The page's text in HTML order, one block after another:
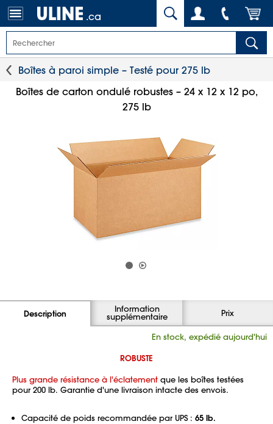
.ca
Boîtes à paroi simple – Testé pour 275 lb
Boîtes de carton ondulé robustes – 24 x 12 x 12 po,
275 lb
Description Information
supplémentaire Prix
En stock, expédié aujourd'hui
ROBUSTE
Plus grande résistance à l'éclatement que les boîtes testées
pour 200 lb. Garantie d'une livraison intacte des envois.
Capacité de poids recommandée par UPS : 65 lb.